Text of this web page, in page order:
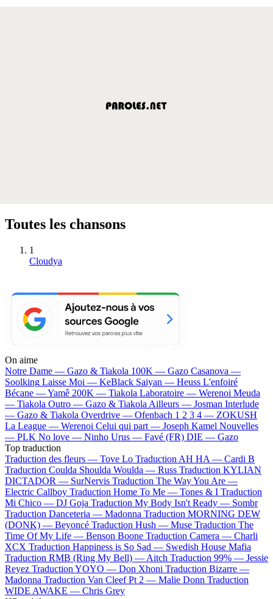
Toutes les chansons
1
Cloudya
On aime
Notre Dame — Gazo & Tiakola 100K — Gazo Casanova —
Soolking Laisse Moi — KeBlack Saiyan — Heuss L'enfoiré
Bécane —Yamê 200K — Tiakola Laboratoire — Werenoi Meuda
— Tiakola Outro — Gazo & Tiakola Ailleurs — Josman Interlude
— Gazo & Tiakola Overdrive — Ofenbach 1 2 3 4 — ZOKUSH
La League — Werenoi Celui qui part — Joseph Kamel Nouvelles
— PLK No love — Ninho Urus — Favé (FR) DIE — Gazo
Top traduction
Traduction des fleurs — Tove Lo Traduction AH HA — Cardi B
Traduction Coulda Shoulda Woulda — Russ Traduction KYLIAN
DICTADOR — SurNervis Traduction The Way You Are —
Electric Callboy Traduction Home To Me — Tones & I Traduction
Mi Chico — DJ Goja Traduction My Body Isn't Ready — Sombr
Traduction Danceteria — Madonna Traduction MORNING DEW
(DONK) — Beyoncé Traduction Hush — Muse Traduction The
Time Of My Life — Benson Boone Traduction Camera — Charli
XCX Traduction Happiness is So Sad — Swedish House Mafia
Traduction RMB (Ring My Bell) — Aitch Traduction 99% — Jessie
Reyez Traduction YOYO — Don Xhoni Traduction Bizarre —
Madonna Traduction Van Cleef Pt 2 — Malie Donn Traduction
WIDE AWAKE — Chris Grey